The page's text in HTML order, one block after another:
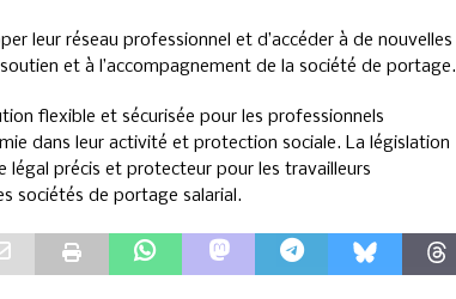
leur réseau professionnel et d’accéder à de nouvelles
et à l’accompagnement de la société de portage.
flexible et sécurisée pour les professionnels
dans leur activité et protection sociale. La législation
précis et protecteur pour les travailleurs
sociétés de portage salarial.